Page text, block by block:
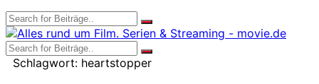
Schlagwort: heartstopper